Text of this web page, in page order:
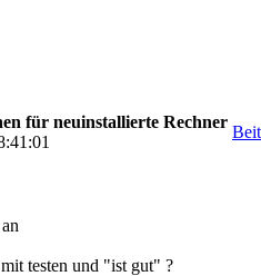
für neuinstallierte Rechner
testen und "ist gut" ?